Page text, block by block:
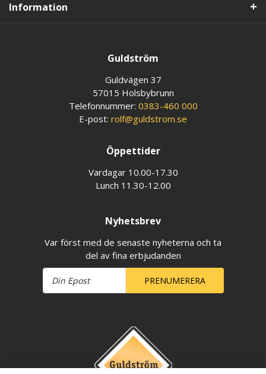
Information
Guldström
Guldvägen 37
57015 Holsbybrunn
Telefonnummer: 0383-460 000
E-post: rolf@guldstrom.se
Öppettider
Vardagar 10.00-17.30
Lunch 11.30-12.00
Nyhetsbrev
Var först med de senaste nyheterna och ta
del av fina erbjudanden
PRENUMERERA